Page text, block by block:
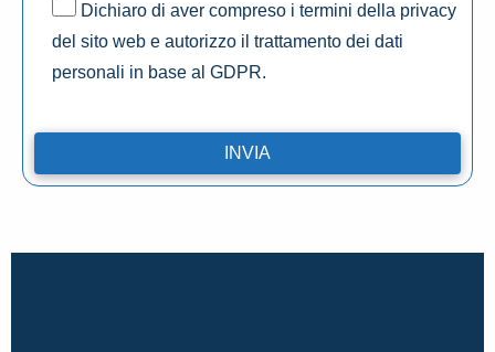
Dichiaro di aver compreso i termini della privacy
del sito web e autorizzo il trattamento dei dati
personali in base al GDPR.